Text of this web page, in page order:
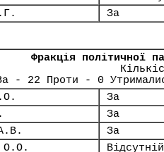
За
Фракція політичної
- 22 Проти - 0
За
За
За
О.О.
Відсутній